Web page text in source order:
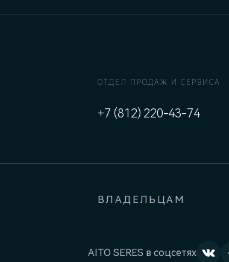
AITO SERES в соцсетях
ОТДЕЛ ПРОДАЖ И СЕРВИСА
+7 (812) 220-43-74
ВЛАДЕЛЬЦАМ